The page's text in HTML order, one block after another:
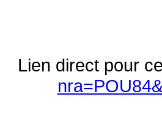
Lien direct pour